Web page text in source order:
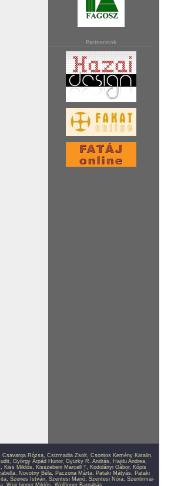
Partnereink
Csavarga Rózsa, Csizmadia Zsolt, Csontos Kemény Katalin,
, György Árpád Hunor, Gyürky R. András, Hajdu Andrea,
, Kiss Miklós, Kisszebeni Marcell †, Kodolányi Gábor, Kópis
, Novotny Béla, Paczona Márta, Pataki Mátyás, Pataki
, Szenes István, Szentesi Manó, Szentesi Nóra, Szentirmai-
Weichinger Miklós Wölfinger Barnabás